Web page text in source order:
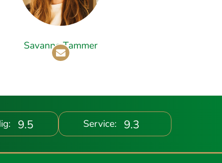
Savanna Tammer
9.5 Service: 9.3